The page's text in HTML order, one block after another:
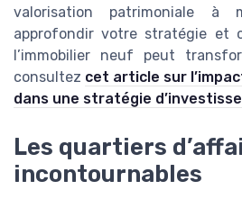
valorisation patrimoniale à
approfondir votre stratégie et
l’immobilier neuf peut
consultez cet article sur
dans une stratégie
Les quartiers
incontournables